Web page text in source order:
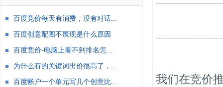
我们在竞价
百度竞价每天有消费，没有对话...
百度创意配图不展现是什么原因
百度竞价-电脑上看不到排名怎...
为什么有的关键词出价很高了，...
百度帐户一个单元写几个创意比...